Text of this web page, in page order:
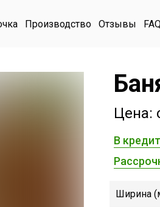
Производство Отзывы
В
Ширина
Цена: